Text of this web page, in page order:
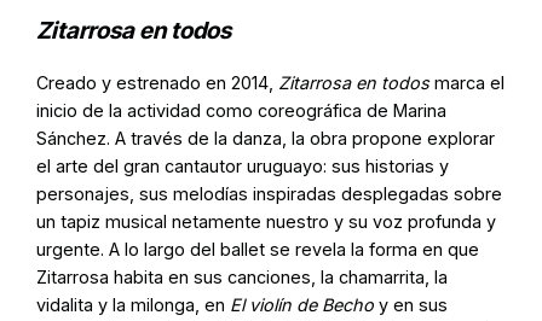
Zitarrosa en todos
Creado y estrenado en 2014, Zitarrosa en todosmarca el
inicio de la actividad como coreográfica de Marina
Sánchez. A través de la danza, la obra propone explorar
el arte del gran cantautor uruguayo: sus historias y
personajes, sus melodías inspiradas desplegadas sobre
un tapiz musical netamente nuestro y su voz profunda y
urgente. A lo largo del ballet se revela la forma en que
Zitarrosa habita en sus canciones, la chamarrita, la
vidalita y la milonga, en El violín de Becho y en sus